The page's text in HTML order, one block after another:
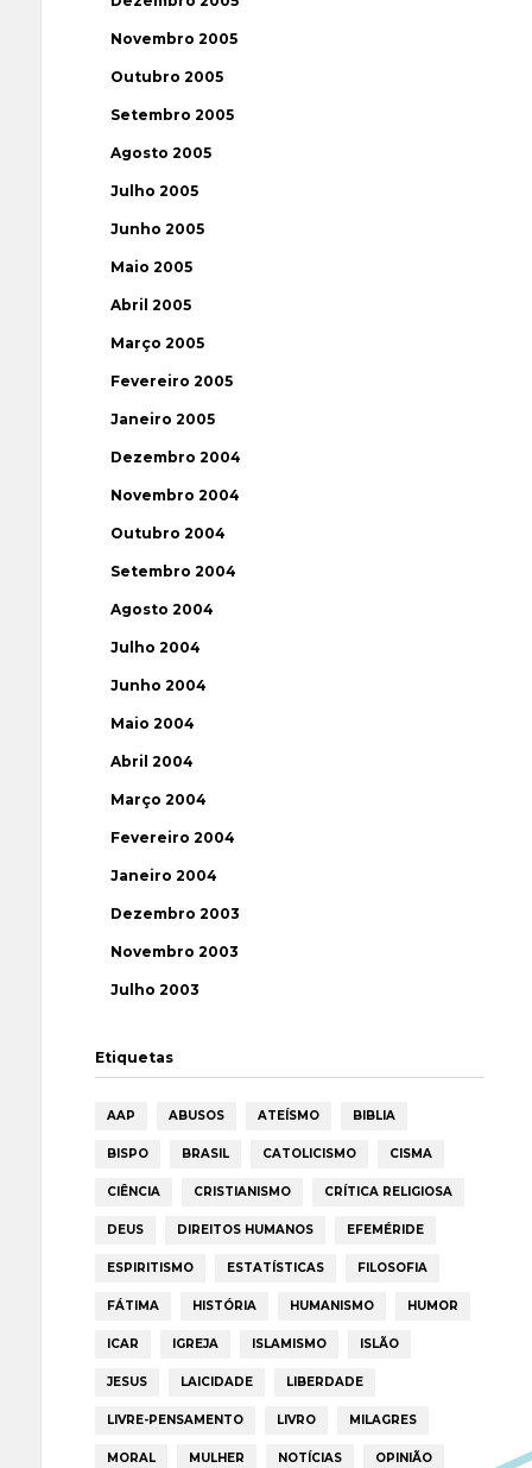
Novembro 2005
Outubro 2005
Setembro 2005
Agosto 2005
Julho 2005
Junho 2005
Maio 2005
Abril 2005
Março 2005
Fevereiro 2005
Janeiro 2005
Dezembro 2004
Novembro 2004
Outubro 2004
Setembro 2004
Agosto 2004
Julho 2004
Junho 2004
Maio 2004
Abril 2004
Março 2004
Fevereiro 2004
Janeiro 2004
Dezembro 2003
Novembro 2003
Julho 2003
Etiquetas
AAP ABUSOS ATEÍSMO BIBLIA
BISPO BRASIL CATOLICISMO CISMA
CIÊNCIA CRISTIANISMO CRÍTICA RELIGIOSA
DEUS DIREITOS HUMANOS EFEMÉRIDE
ESPIRITISMO ESTATÍSTICAS FILOSOFIA
FÁTIMA HISTÓRIA HUMANISMO HUMOR
ICAR IGREJA ISLAMISMO ISLÃO
JESUS LAICIDADE LIBERDADE
LIVRE-PENSAMENTO LIVRO MILAGRES
MORAL MULHER NOTÍCIAS OPINIÃO